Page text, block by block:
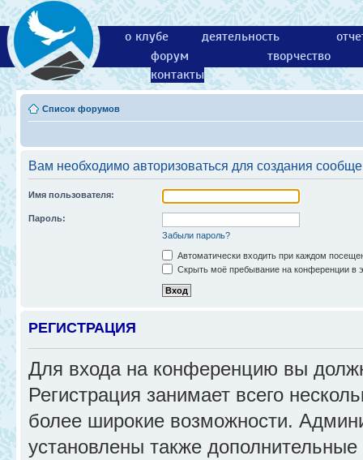
о клубе деятельность
форум
творчество
контакты
Список форумов
Вам необходимо авторизоваться для создания
Имя пользователя:
Пароль:
Забыли пароль?
Автоматически входить при каждом
Скрыть моё пребывание на конференции в
РЕГИСТРАЦИЯ
Для входа на конференцию вы
Регистрация занимает всего
более широкие возможности.
установлены также